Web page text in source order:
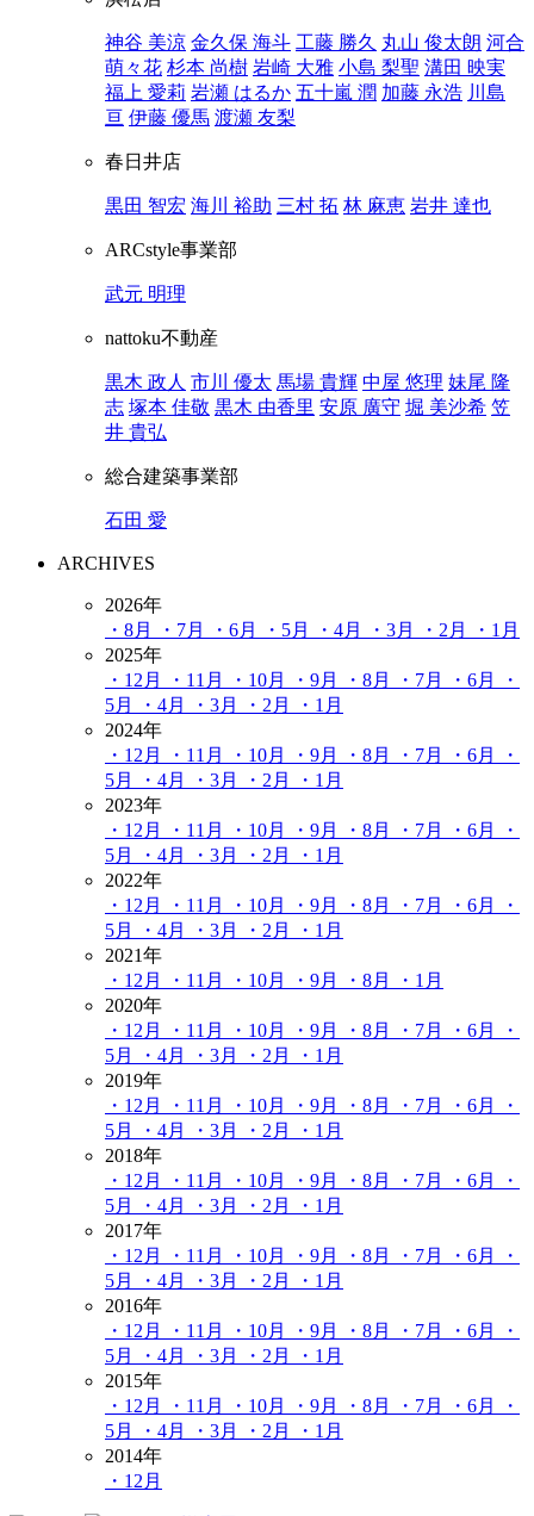
神谷 美涼 金久保 海斗 工藤 勝久 丸山 俊太朗 河合
萌々花 杉本 尚樹 岩崎 大雅 小島 梨聖 溝田 映実
福上 愛莉 岩瀬 はるか 五十嵐 潤 加藤 永浩 川島
亘 伊藤 優馬 渡瀬 友梨
春日井店
黒田 智宏 海川 裕助 三村 拓 林 麻恵 岩井 達也
ARCstyle事業部
武元 明理
nattoku不動産
黒木 政人 市川 優太 馬場 貴輝 中屋 悠理 妹尾 隆
志 塚本 佳敬 黒木 由香里 安原 廣守 堀 美沙希 笠
井 貴弘
総合建築事業部
石田 愛
ARCHIVES
2026年
・8月
・7月 ・6月 ・5月 ・4月 ・3月 ・2月
・1月
2025年
・12月
・11月 ・10月 ・9月 ・8月 ・7月 ・6月
・
5月
・4月 ・3月 ・2月
・1月
2024年
・12月
・11月 ・10月 ・9月 ・8月 ・7月 ・6月
・
5月
・4月 ・3月 ・2月
・1月
2023年
・12月
・11月 ・10月 ・9月 ・8月 ・7月 ・6月
・
5月
・4月 ・3月 ・2月
・1月
2022年
・12月
・11月 ・10月 ・9月 ・8月 ・7月 ・6月
・
5月
・4月 ・3月 ・2月
・1月
2021年
・12月
・11月 ・10月 ・9月 ・8月
・1月
2020年
・12月
・11月 ・10月 ・9月 ・8月 ・7月 ・6月
・
5月
・4月 ・3月 ・2月
・1月
2019年
・12月
・11月 ・10月 ・9月 ・8月 ・7月 ・6月
・
5月
・4月 ・3月 ・2月
・1月
2018年
・12月
・11月 ・10月 ・9月 ・8月 ・7月 ・6月
・
5月
・4月 ・3月 ・2月
・1月
2017年
・12月
・11月 ・10月 ・9月 ・8月 ・7月 ・6月
・
5月
・4月 ・3月 ・2月
・1月
2016年
・12月
・11月 ・10月 ・9月 ・8月 ・7月 ・6月
・
5月
・4月 ・3月 ・2月
・1月
2015年
・12月
・11月 ・10月 ・9月 ・8月 ・7月 ・6月
・
5月
・4月 ・3月 ・2月
・1月
2014年
・12月